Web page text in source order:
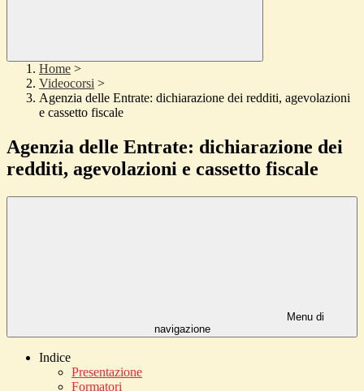
Home >
Videocorsi >
Agenzia delle Entrate: dichiarazione dei redditi, agevolazioni
e cassetto fiscale
Agenzia delle Entrate: dichiarazione dei
redditi, agevolazioni e cassetto fiscale
Menu di
navigazione
Indice
Presentazione
Formatori